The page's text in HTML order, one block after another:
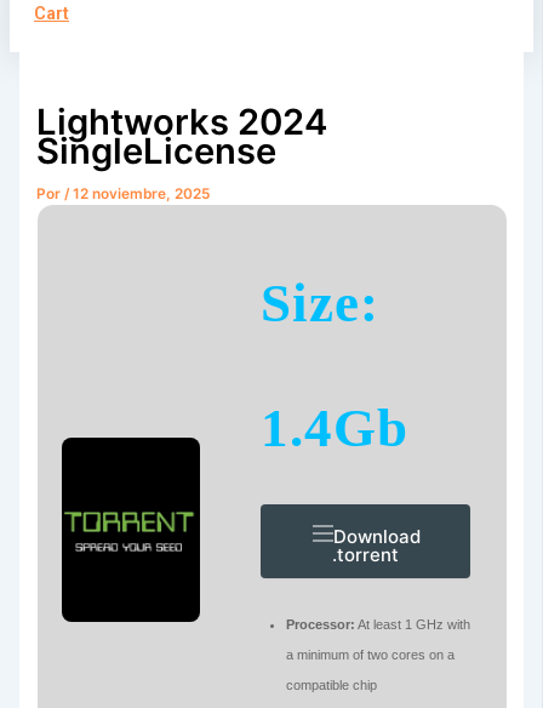
Cart
Lightworks 2024
SingleLicense
Por /12 noviembre, 2025
Size:
1.4Gb
Download
.torrent
Processor: At least 1 GHz with
a minimum of two cores on a
compatible chip